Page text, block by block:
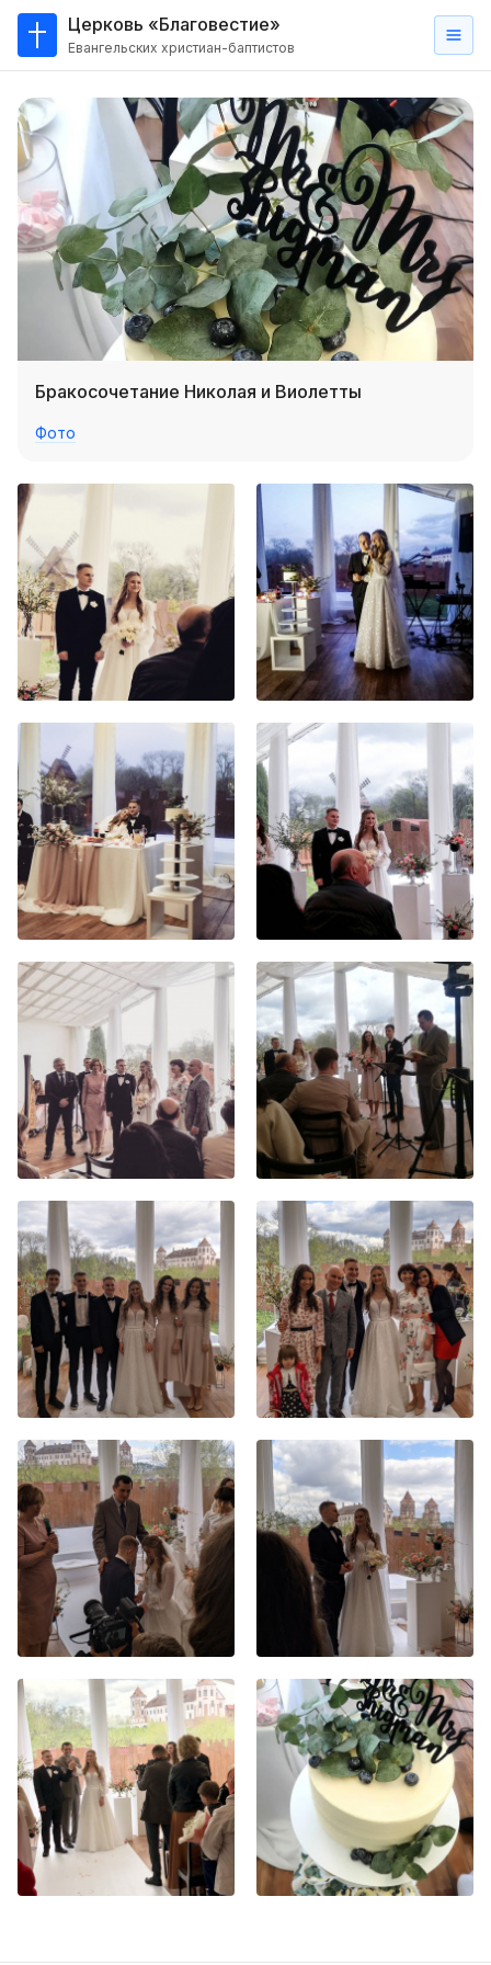
Церковь «Благовестие»
Евангельских христиан-баптистов
О
нас
Кто такие баптисты?
Мы на карте
Проповеди
Пасторское наставление
Проповеди
Серии проповедей
Трансляции
Хор
Прославление
Библия
Воскресная
школа
Фото Воскресной школы
Фото
Видео
Архив
Пожертвования
Бракосочетание Николая и Виолетты
Фото